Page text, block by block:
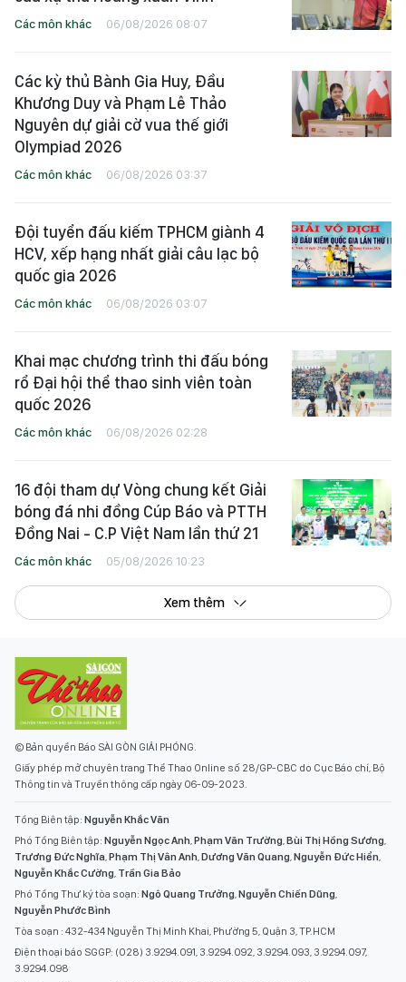
Các môn khác 06/08/2026 08:07
Các kỳ thủ Bành Gia Huy, Đầu
Khương Duy và Phạm Lê Thảo
Nguyên dự giải cờ vua thế giới
Olympiad 2026
Các môn khác 06/08/2026 03:37
Đội tuyển đấu kiếm TPHCM giành 4
HCV, xếp hạng nhất giải câu lạc bộ
quốc gia 2026
Các môn khác 06/08/2026 03:07
Khai mạc chương trình thi đấu bóng
rổ Đại hội thể thao sinh viên toàn
quốc 2026
Các môn khác 06/08/2026 02:28
16 đội tham dự Vòng chung kết Giải
bóng đá nhi đồng Cúp Báo và PTTH
Đồng Nai - C.P Việt Nam lần thứ 21
Các môn khác 05/08/2026 10:23
Xem thêm
© Bản quyền Báo SÀI GÒN GIẢI PHÓNG.
Giấy phép mở chuyên trang Thể Thao Online số 28/GP-CBC do Cục Báo chí, Bộ
Thông tin và Truyền thông cấp ngày 06-09-2023.
Tổng Biên tập: Nguyễn Khắc Văn
Phó Tổng Biên tập: Nguyễn Ngọc Anh,Phạm Văn Trường,Bùi Thị Hồng Sương,
Trương Đức Nghĩa,Phạm Thị Vân Anh,Dương Văn Quang,Nguyễn Đức Hiển,
Nguyễn Khắc Cường, Trần Gia Bảo
Phó Tổng Thư ký tòa soạn: Ngô Quang Trưởng,Nguyễn Chiến Dũng,
Nguyễn Phước Bình
Tòa soạn : 432-434 Nguyễn Thị Minh Khai, Phường 5, Quận 3, TP.HCM
Điện thoại báo SGGP: (028) 3.9294.091, 3.9294.092, 3.9294.093, 3.9294.097,
3.9294.098